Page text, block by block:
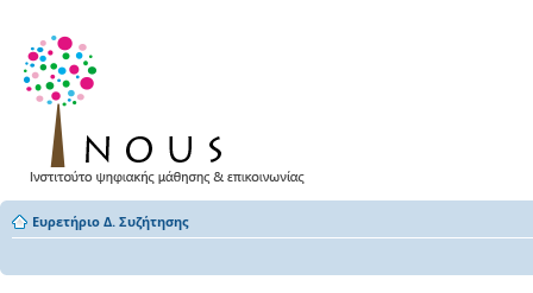
Ευρετήριο Δ. Συζήτησης